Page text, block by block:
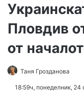
Пловдив
от
Таня Грозданова
18:59ч, понеделник,